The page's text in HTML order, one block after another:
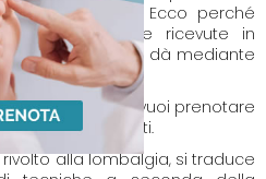
osteopatiche . Ecco perché
alle risposte ricevute in
del paziente dà mediante
a Palermoe vuoi prenotare
form dei contatti.
alla lombalgia, si traduce